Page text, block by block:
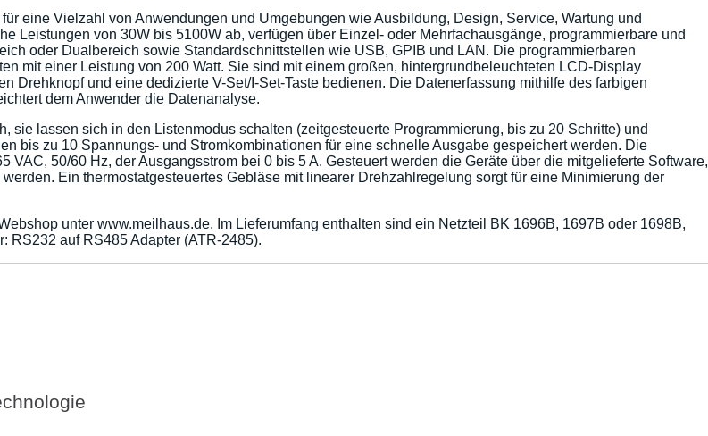
eine Vielzahl von Anwendungen und Umgebungen wie Ausbildung, Design, Service, Wartung und
Leistungen von 30W bis 5100W ab, verfügen über Einzel- oder Mehrfachausgänge, programmierbare und
oder Dualbereich sowie Standardschnittstellen wie USB, GPIB und LAN. Die programmierbaren
mit einer Leistung von 200 Watt. Sie sind mit einem großen, hintergrundbeleuchteten LCD-Display
Drehknopf und eine dedizierte V-Set/I-Set-Taste bedienen. Die Datenerfassung mithilfe des farbigen
dem Anwender die Datenanalyse.
sie lassen sich in den Listenmodus schalten (zeitgesteuerte Programmierung, bis zu 20 Schritte) und
bis zu 10 Spannungs- und Stromkombinationen für eine schnelle Ausgabe gespeichert werden. Die
50/60 Hz, der Ausgangsstrom bei 0 bis 5 A. Gesteuert werden die Geräte über die mitgelieferte Software,
Ein thermostatgesteuertes Gebläse mit linearer Drehzahlregelung sorgt für eine Minimierung der
unter www.meilhaus.de. Im Lieferumfang enthalten sind ein Netzteil BK 1696B, 1697B oder 1698B,
RS232 auf RS485 Adapter (ATR-2485).